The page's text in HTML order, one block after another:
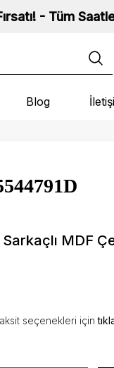
ISO
Blog
MDF
seçenekleri için